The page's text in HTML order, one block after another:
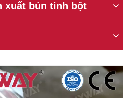
xuất bún tinh bột